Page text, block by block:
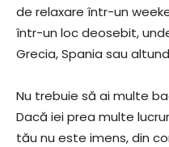
de relaxare într-un
într-un loc deosebit,
Grecia, Spania sau
Nu trebuie să ai multe
Dacă iei prea multe
tău nu este imens, din